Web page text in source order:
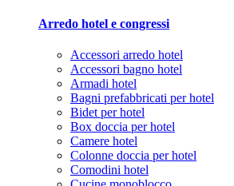
Arredo hotel e congressi
Accessori arredo hotel
Accessori bagno hotel
Armadi hotel
Bagni prefabbricati per hotel
Bidet per hotel
Box doccia per hotel
Camere hotel
Colonne doccia per hotel
Comodini hotel